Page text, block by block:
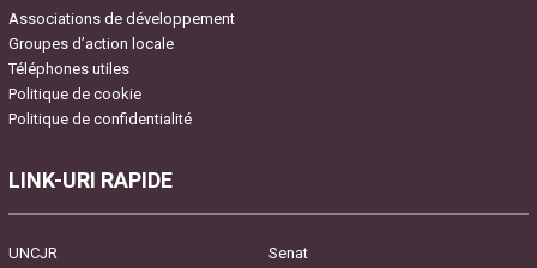
Associations de développement
Groupes d’action locale
Téléphones utiles
Politique de cookie
Politique de confidentialité
LINK-URI RAPIDE
UNCJR Senat